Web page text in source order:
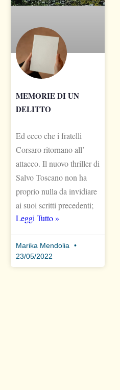
MEMORIE DI UN
DELITTO
Ed ecco che i fratelli
Corsaro ritornano all’
attacco. Il nuovo thriller di
Salvo Toscano non ha
proprio nulla da invidiare
ai suoi scritti precedenti;
Leggi Tutto »
Marika Mendolia
23/05/2022